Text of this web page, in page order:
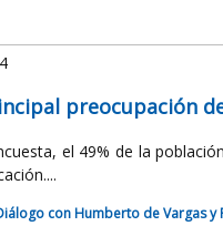
preocupación
el 49% de la
con Humberto de Vargas y